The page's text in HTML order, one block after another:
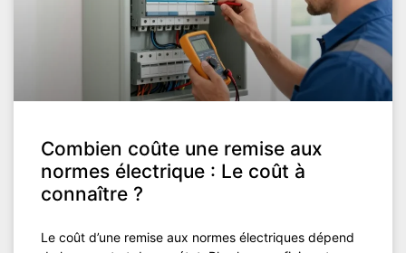
Combien coûte une remise aux
normes électrique : Le coût à
connaître ?
Le coût d’une remise aux normes électriques dépend